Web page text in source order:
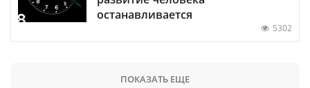
останавливается
5302
ПОКАЗАТЬ ЕЩЕ